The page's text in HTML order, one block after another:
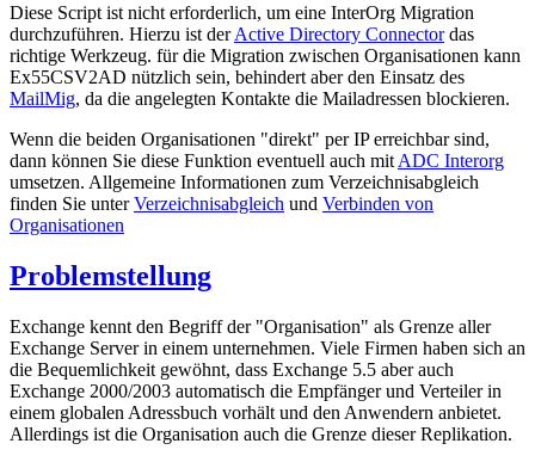
Diese Script ist nicht erforderlich, um eine InterOrg Migration
durchzuführen. Hierzu ist derActive Directory Connectordas
richtige Werkzeug. für die Migration zwischen Organisationen kann
Ex55CSV2AD nützlich sein, behindert aber den Einsatz des
MailMig, da die angelegten Kontakte die Mailadressen blockieren.
Wenn die beiden Organisationen "direkt" per IP erreichbar sind,
dann können Sie diese Funktion eventuell auch mit ADC Interorg
umsetzen. Allgemeine Informationen zum Verzeichnisabgleich
finden Sie unterVerzeichnisabgleich und Verbinden von
Organisationen
Problemstellung
Exchange kennt den Begriff der "Organisation" als Grenze aller
Exchange Server in einem unternehmen. Viele Firmen haben sich an
die Bequemlichkeit gewöhnt, dass Exchange 5.5 aber auch
Exchange 2000/2003 automatisch die Empfänger und Verteiler in
einem globalen Adressbuch vorhält und den Anwendern anbietet.
Allerdings ist die Organisation auch die Grenze dieser Replikation.